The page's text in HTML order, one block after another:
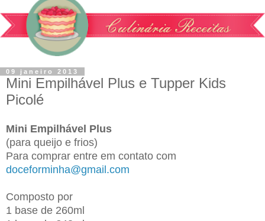
09 janeiro 2013
Mini Empilhável Plus e Tupper Kids
Picolé
Mini Empilhável Plus
(para queijo e frios)
Para comprar entre em contato com
doceforminha@gmail.com
Composto por
1 base de 260ml